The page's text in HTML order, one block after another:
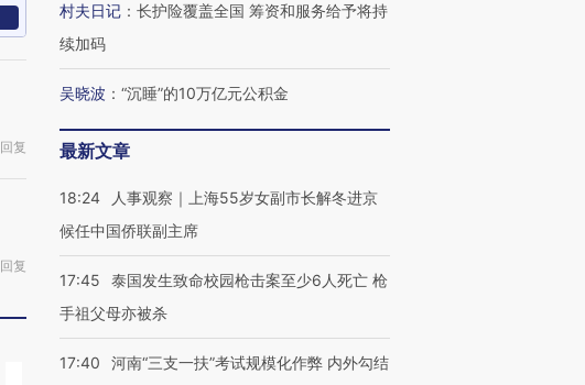
回复
回复
村夫日记 ： 长护险覆盖全国 筹资和服务给予将持
续加码
吴晓波 ： “沉睡”的10万亿元公积金
最新文章
18:24
人事观察｜上海55岁女副市长解冬进京
候任中国侨联副主席
17:45
泰国发生致命校园枪击案至少6人死亡 枪
手祖父母亦被杀
17:40
河南“三支一扶”考试规模化作弊 内外勾结